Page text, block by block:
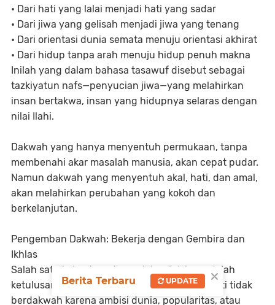
• Dari hati yang lalai menjadi hati yang sadar
• Dari jiwa yang gelisah menjadi jiwa yang tenang
• Dari orientasi dunia semata menuju orientasi akhirat
• Dari hidup tanpa arah menuju hidup penuh makna
Inilah yang dalam bahasa tasawuf disebut sebagai
tazkiyatun nafs—penyucian jiwa—yang melahirkan
insan bertakwa, insan yang hidupnya selaras dengan
nilai Ilahi.
Dakwah yang hanya menyentuh permukaan, tanpa
membenahi akar masalah manusia, akan cepat pudar.
Namun dakwah yang menyentuh akal, hati, dan amal,
akan melahirkan perubahan yang kokoh dan
berkelanjutan.
Pengemban Dakwah: Bekerja dengan Gembira dan
Ikhlas
Salah satu kekuatan utama dakwah Islam adalah
ketulusan para pengembannya. Para da’i sejati tidak
berdakwah karena ambisi dunia, popularitas, atau
×
Berita Terbaru UPDATE